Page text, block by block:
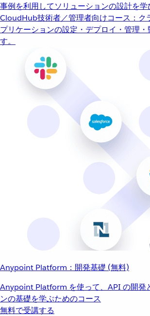
事例を利用してソリューションの設計を学
CloudHub技術者／管理者向けコース：ク
プリケーションの設定・デプロイ・管理・
す。
Anypoint Platform：開発基礎 (無料)
Anypoint Platform を使って、API の開発
ンの基礎を学ぶためのコース
無料で受講する